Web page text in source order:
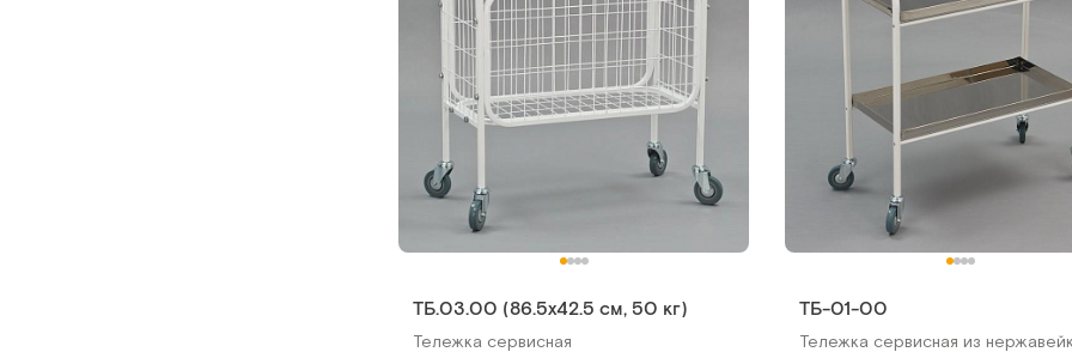
ТБ.03.00 (86.5х42.5 cм, 50 кг)
Тележка сервисная
ТБ-01-00
Тележка сервисная из